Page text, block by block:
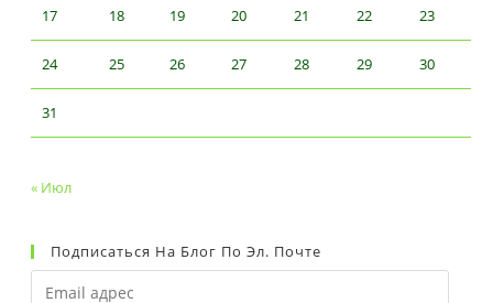
17 18 19 20 21 22 23
24 25 26 27 28 29 30
31
« Июл
Подписаться На Блог По Эл. Почте
Email